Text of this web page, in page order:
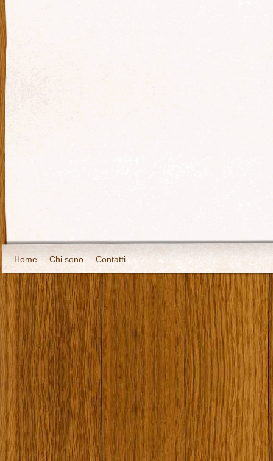
Home Chi sono Contatti